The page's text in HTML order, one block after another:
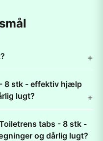
8 stk - effektiv hjælp
lugt?
tabs - 8 stk -
og dårlig lugt?